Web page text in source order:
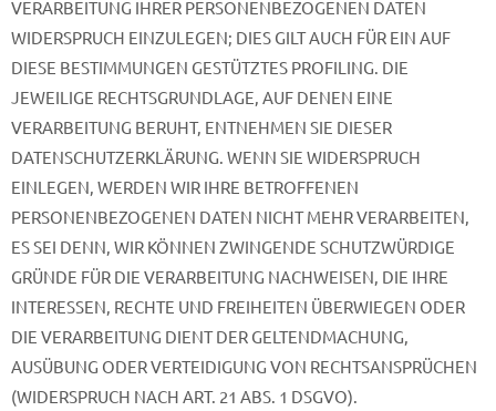
VERARBEITUNG IHRER PERSONENBEZOGENEN DATEN
WIDERSPRUCH EINZULEGEN; DIES GILT AUCH FÜR EIN AUF
DIESE BESTIMMUNGEN GESTÜTZTES PROFILING. DIE
JEWEILIGE RECHTSGRUNDLAGE, AUF DENEN EINE
VERARBEITUNG BERUHT, ENTNEHMEN SIE DIESER
DATENSCHUTZERKLÄRUNG. WENN SIE WIDERSPRUCH
EINLEGEN, WERDEN WIR IHRE BETROFFENEN
PERSONENBEZOGENEN DATEN NICHT MEHR VERARBEITEN,
ES SEI DENN, WIR KÖNNEN ZWINGENDE SCHUTZWÜRDIGE
GRÜNDE FÜR DIE VERARBEITUNG NACHWEISEN, DIE IHRE
INTERESSEN, RECHTE UND FREIHEITEN ÜBERWIEGEN ODER
DIE VERARBEITUNG DIENT DER GELTENDMACHUNG,
AUSÜBUNG ODER VERTEIDIGUNG VON RECHTSANSPRÜCHEN
(WIDERSPRUCH NACH ART. 21 ABS. 1 DSGVO).